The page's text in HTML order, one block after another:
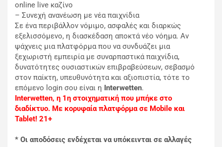
online live καζίνο
– Συνεχή ανανέωση με νέα παιχνίδια
Σε ένα περιβάλλον νόμιμο, ασφαλές και διαρκώς
εξελισσόμενο, η διασκέδαση αποκτά νέο νόημα. Αν
ψάχνεις μια πλατφόρμα που να συνδυάζει μια
ξεχωριστή εμπειρία με συναρπαστικά παιχνίδια,
δυνατότητες ουσιαστικών επιβραβεύσεων, σεβασμό
στον παίκτη, υπευθυνότητα και αξιοπιστία, τότε το
επόμενο login σου είναι η Interwetten.
Interwetten, η 1η στοιχηματική που μπήκε στο
διαδίκτυο. Με κορυφαία πλατφόρμα σε Mobile και
Tablet! 21+
* Οι αποδόσεις ενδέχεται να υπόκεινται σε αλλαγές